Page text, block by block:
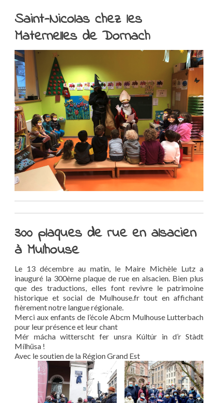
Saint-Nicolas chez les
Maternelles de Dornach
300 plaques de rue en alsacien
à Mulhouse
Le 13 décembre au matin, le Maire Michèle Lutz a
inauguré la 300ème plaque de rue en alsacien. Bien plus
que des traductions, elles font revivre le patrimoine
historique et social de Mulhouse.fr tout en affichant
fièrement notre langue régionale.
Merci aux enfants de l’école Abcm Mulhouse Lutterbach
pour leur présence et leur chant
Mér mácha witterscht fer unsra Kúltúr in d’r Stàdt
Mílhüsa !
Avec le soutien de la Région Grand Est